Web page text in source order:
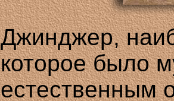
Джинджер,
которое было
естественным